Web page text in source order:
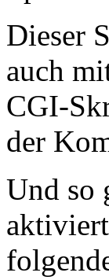
Dieser
auch
CGI-
der
Und so